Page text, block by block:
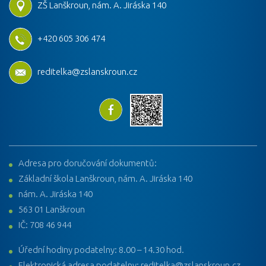
ZŠ Lanškroun, nám. A. Jiráska 140
+420 605 306 474
reditelka@zslanskroun.cz
Adresa pro doručování dokumentů:
Základní škola Lanškroun, nám. A. Jiráska 140
nám. A. Jiráska 140
563 01 Lanškroun
IČ: 708 46 944
Úřední hodiny podatelny: 8.00 – 14.30 hod.